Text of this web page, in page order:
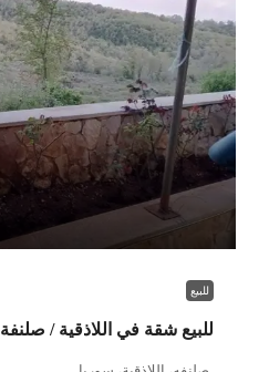
للبيع
للبيع شقة في اللاذقية / صلنفة